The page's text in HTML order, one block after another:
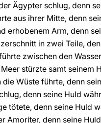
Ägypter schlug, denn
aus ihrer Mitte, denn
erhobenem Arm, denn
in zwei Teile,
zwischen den
stürzte samt seinem
die Wüste führte, denn
denn seine Huld
tötete, denn seine Huld
Amoriter, denn seine